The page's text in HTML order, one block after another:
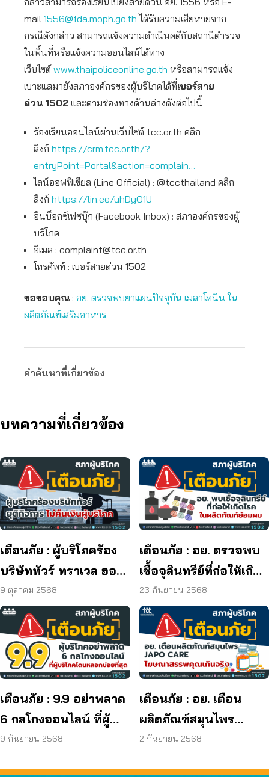
mail 1556@fda.moph.go.th ได้รับความเสียหายจาก
กรณีดังกล่าว สามารถแจ้งความดำเนินคดีกับสถานีตำรวจ
ในพื้นที่หรือแจ้งความออนไลน์ได้ทาง
เว็บไซต์ www.thaipoliceonline.go.th หรือสามารถแจ้ง
เบาะแสมายังสภาองค์กรของผู้บริโภคได้ที่เบอร์สาย
ด่วน 1502 และตามช่องทางด้านล่างดังต่อไปนี้
ร้องเรียนออนไลน์ผ่านเว็บไซต์ tcc.or.th คลิก
ลิงก์ https://crm.tcc.or.th/?
entryPoint=Portal&action=complain…
ไลน์ออฟฟิเชียล (Line Official) : @tccthailand คลิก
ลิงก์ https://lin.ee/uhDyO1U
อินบ็อกซ์เฟซบุ๊ก (Facebook Inbox) : สภาองค์กรของผู้
บริโภค
อีเมล : complaint@tcc.or.th
โทรศัพท์ : เบอร์สายด่วน 1502
ขอขอบคุณ : อย. ตรวจพบยาแผนปัจจุบัน เมลาโทนิน ใน
ผลิตภัณฑ์เสริมอาหาร
คำค้นหาที่เกี่ยวข้อง
บทความที่เกี่ยวข้อง
เตือนภัย : ผู้บริโภคร้อง
บริษัททัวร์ ทราเวล ฮอลิ
เดย์ ยุติกิจการ ไม่คืนเงิน
ผู้บริโภค
9 ตุลาคม 2568
เตือนภัย : อย. ตรวจพบ
เชื้อจุลินทรีย์ที่ก่อให้เกิด
โรค และพบแบคทีเรีย
ยีสต์ และรา เกิน
มาตรฐานกำหนด ใน
ผลิตภัณฑ์ย้อมผม
23 กันยายน 2568
เตือนภัย : 9.9 อย่าพลาด
6 กลโกงออนไลน์ ที่ผู้
บริโภคโดนหลอกบ่อย
9 กันยายน 2568
เตือนภัย : อย. เตือน
ผลิตภัณฑ์สมุนไพร
JAPO CARE โฆษณา
2 กันยายน 2568